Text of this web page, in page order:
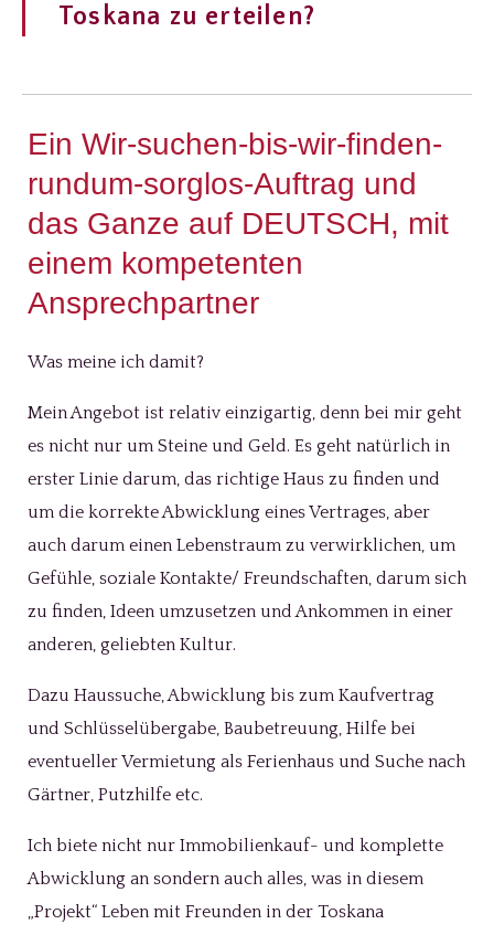
Toskana zu erteilen?
Ein Wir-suchen-bis-wir-finden-
rundum-sorglos-Auftrag und
das Ganze auf DEUTSCH, mit
einem kompetenten
Ansprechpartner
Was meine ich damit?
Mein Angebot ist relativ einzigartig, denn bei mir geht
es nicht nur um Steine und Geld. Es geht natürlich in
erster Linie darum, das richtige Haus zu finden und
um die korrekte Abwicklung eines Vertrages, aber
auch darum einen Lebenstraum zu verwirklichen, um
Gefühle, soziale Kontakte/ Freundschaften, darum sich
zu finden, Ideen umzusetzen und Ankommen in einer
anderen, geliebten Kultur.
Dazu Haussuche, Abwicklung bis zum Kaufvertrag
und Schlüsselübergabe, Baubetreuung, Hilfe bei
eventueller Vermietung als Ferienhaus und Suche nach
Gärtner, Putzhilfe etc.
Ich biete nicht nur Immobilienkauf- und komplette
Abwicklung an sondern auch alles, was in diesem
„Projekt“ Leben mit Freunden in der Toskana